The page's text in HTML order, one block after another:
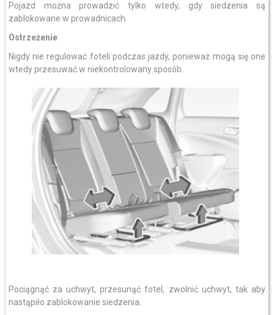
Pojazd można prowadzić tylko wtedy, gdy siedzenia są
zablokowane w prowadnicach.
Ostrzeżenie
Nigdy nie regulować foteli podczas jazdy, ponieważ mogą się one
wtedy przesuwać w niekontrolowany sposób.
Pociągnąć za uchwyt, przesunąć fotel, zwolnić uchwyt, tak aby
nastąpiło zablokowanie siedzenia.